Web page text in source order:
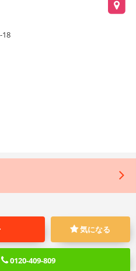
18
気になる
0120-409-809